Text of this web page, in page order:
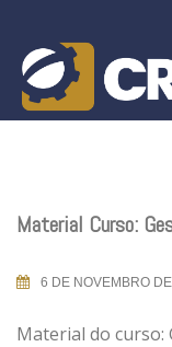
content
Material Curso:
6 DE NOVEMBRO
Material do curso: